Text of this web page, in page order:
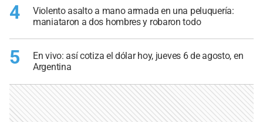
4
Violento asalto a mano armada en una peluquería:
maniataron a dos hombres y robaron todo
5
En vivo: así cotiza el dólar hoy, jueves 6 de agosto, en
Argentina